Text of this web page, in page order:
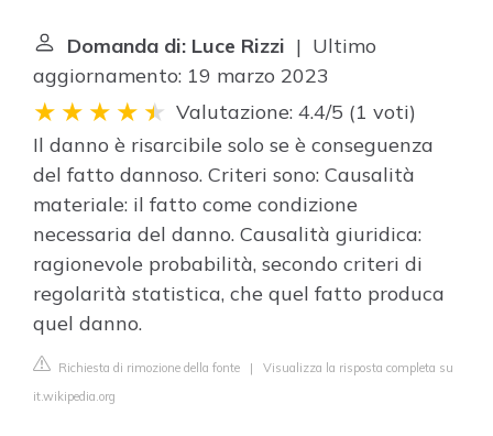
Domanda di: Luce Rizzi | Ultimo
aggiornamento: 19 marzo 2023
Valutazione: 4.4/5 (1 voti)
Il danno è risarcibile solo se è conseguenza
del fatto dannoso. Criteri sono: Causalità
materiale: il fatto come condizione
necessaria del danno. Causalità giuridica:
ragionevole probabilità, secondo criteri di
regolarità statistica, che quel fatto produca
quel danno.
Richiesta di rimozione della fonte | Visualizza la risposta completa su
it.wikipedia.org